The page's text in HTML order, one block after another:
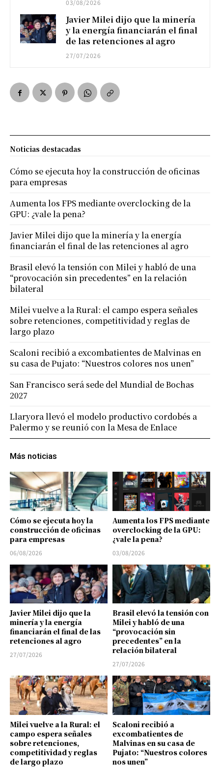
03/08/2026
Javier Milei dijo que la minería
y la energía financiarán el final
de las retenciones al agro
27/07/2026
Más noticias
Cómo se ejecuta hoy la
construcción de oficinas
para empresas
06/08/2026
Aumenta los FPS mediante
overclocking de la GPU:
¿vale la pena?
03/08/2026
Javier Milei dijo que la
minería y la energía
financiarán el final de las
retenciones al agro
27/07/2026
Brasil elevó la tensión con
Milei y habló de una
“provocación sin
precedentes” en la
relación bilateral
27/07/2026
Milei vuelve a la Rural: el
campo espera señales
sobre retenciones,
competitividad y reglas
de largo plazo
Scaloni recibió a
excombatientes de
Malvinas en su casa de
Pujato: “Nuestros colores
nos unen”
Noticias destacadas
Cómo se ejecuta hoy la construcción de oficinas
para empresas
Aumenta los FPS mediante overclocking de la
GPU: ¿vale la pena?
Javier Milei dijo que la minería y la energía
financiarán el final de las retenciones al agro
Brasil elevó la tensión con Milei y habló de una
“provocación sin precedentes” en la relación
bilateral
Milei vuelve a la Rural: el campo espera señales
sobre retenciones, competitividad y reglas de
largo plazo
Scaloni recibió a excombatientes de Malvinas en
su casa de Pujato: “Nuestros colores nos unen”
San Francisco será sede del Mundial de Bochas
2027
Llaryora llevó el modelo productivo cordobés a
Palermo y se reunió con la Mesa de Enlace